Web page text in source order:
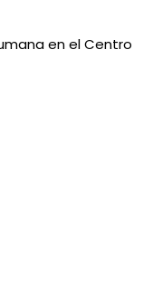
en el Centro